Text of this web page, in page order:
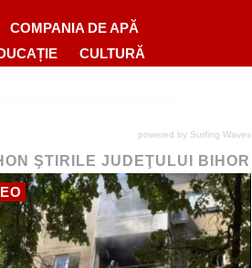
COMPANIA DE APĂ
CULTURĂ
powered by Surfing Waves
ŞTIRILE JUDEŢULUI BIHOR